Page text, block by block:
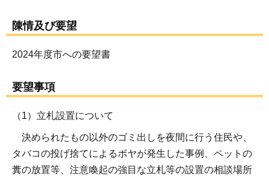
陳情及び要望
2024年度市への要望書
要望事項
（1）立札設置について
決められたもの以外のゴミ出しを夜間に行う住民や、
タバコの投げ捨てによるボヤが発生した事例、ペットの
糞の放置等、注意喚起の強目な立札等の設置の相談場所